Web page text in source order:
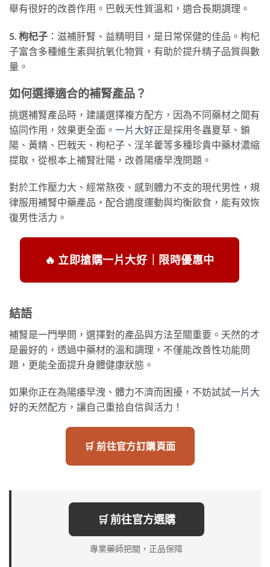
舉有很好的改善作用。巴戟天性質溫和，適合長期調理。
5. 枸杞子 ：滋補肝腎、益精明目，是日常保健的佳品。枸杞
子富含多種維生素與抗氧化物質，有助於提升精子品質與數
量。
如何選擇適合的補腎產品？
挑選補腎產品時，建議選擇複方配方，因為不同藥材之間有
協同作用，效果更全面。 一片大好正是採用冬蟲夏草、鎖
陽、黃精、巴戟天、枸杞子、淫羊藿等多種珍貴中藥材濃縮
提取，從根本上補腎壯陽，改善陽痿早洩問題。
對於工作壓力大、經常熬夜、感到體力不支的現代男性，規
律服用補腎中藥產品，配合適度運動與均衡飲食，能有效恢
復男性活力。
🔥 立即搶購一片大好｜限時優惠中
結語
補腎是一門學問，選擇對的產品與方法至關重要。天然的才
是最好的，透過中藥材的溫和調理，不僅能改善性功能問
題，更能全面提升身體健康狀態。
如果你正在為陽痿早洩、體力不濟而困擾，不妨試試一片大
好的天然配方，讓自己重拾自信與活力！
🛒 前往官方訂購頁面
🛒 前往官方選購
專業藥師把關，正品保障